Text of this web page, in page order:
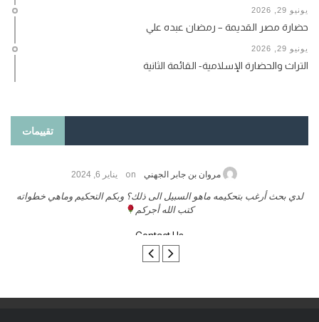
يونيو 29, 2026
حضارة مصر القديمة – رمضان عبده علي
يونيو 29, 2026
التراث والحضارة الإسلامية- القائمة الثانية
تقييمات
حامد الزريقي on يناير 25, 2026
السلام عليكم ورحمة الله وبركاتة أرغب بنشر كتابي معكم